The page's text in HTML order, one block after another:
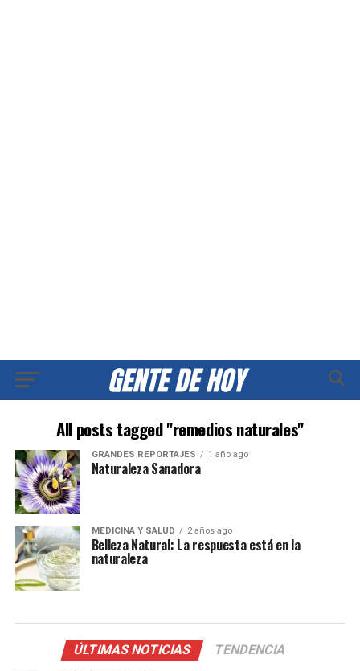
All posts tagged "remedios naturales"
GRANDES REPORTAJES 1 año ago
Naturaleza Sanadora
MEDICINA Y SALUD 2 años ago
Belleza Natural: La respuesta está en la
naturaleza
ÚLTIMAS NOTICIAS TENDENCIA